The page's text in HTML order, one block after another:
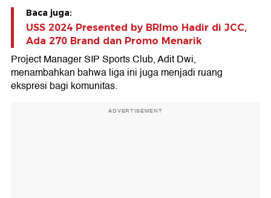
Baca juga:
USS 2024 Presented by BRImo Hadir di JCC,
Ada 270 Brand dan Promo Menarik
Project Manager SIP Sports Club, Adit Dwi,
menambahkan bahwa liga ini juga menjadi ruang
ekspresi bagi komunitas.
ADVERTISEMENT